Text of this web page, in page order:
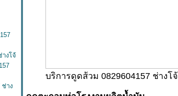
งโจ้
ช่าง
บริการดูดส้วม 0829604157 ช่างโจ้